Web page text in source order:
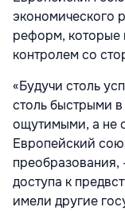
экономического
реформ, которые
контролем со
«Будучи столь
столь быстрыми
ощутимыми, а не
Европейский
доступа к
имели другие